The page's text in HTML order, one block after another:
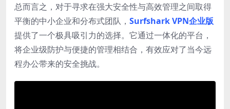
总而言之，对于寻求在强大安全性与高效管理之间取得
平衡的中小企业和分布式团队， Surfshark VPN企业版
提供了一个极具吸引力的选择。它通过一体化的平台，
将企业级防护与便捷的管理相结合，有效应对了当今远
程办公带来的安全挑战。